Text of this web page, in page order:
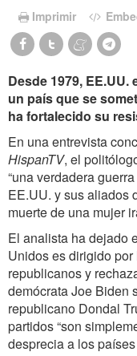
Imprimir
Desde 1979,
un país que se
ha fortalecido su
En una entrevista
HispanTV, el
“una verdadera
EE.UU. y sus aliados
muerte de una mujer
El analista ha dejado
Unidos es dirigido
republicanos y
demócrata Joe Biden
republicano Dondal
partidos “son
desprecia a los